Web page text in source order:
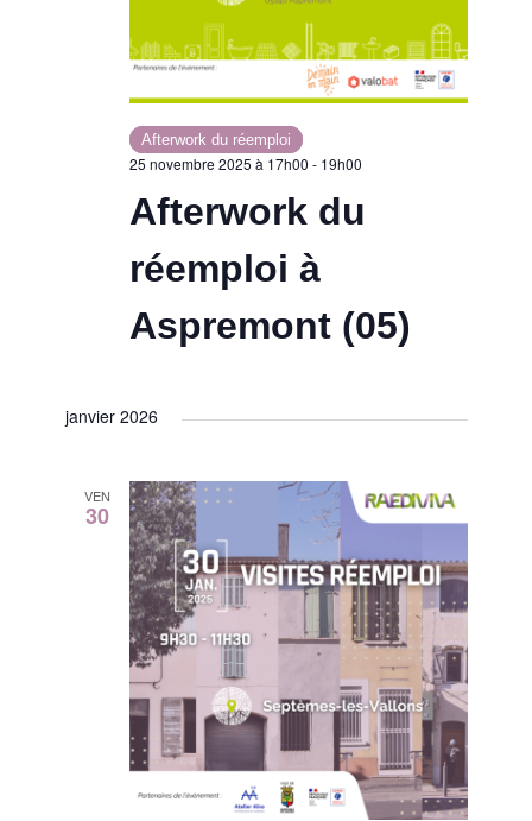
Afterwork du
réemploi à
Aspremont (05)
25 novembre 2025 à 17h00 - 19h00
Afterwork du réemploi
janvier 2026
VEN
30